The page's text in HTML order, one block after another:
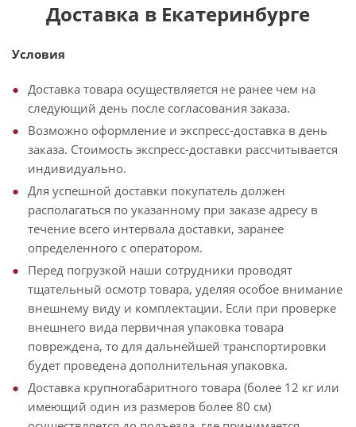
Доставка в Екатеринбурге
Условия
Доставка товара осуществляется не ранее чем на
следующий день после согласования заказа.
Возможно оформление и экспресс-доставка в день
заказа. Стоимость экспресс-доставки рассчитывается
индивидуально.
Для успешной доставки покупатель должен
располагаться по указанному при заказе адресу в
течение всего интервала доставки, заранее
определенного с оператором.
Перед погрузкой наши сотрудники проводят
тщательный осмотр товара, уделяя особое внимание
внешнему виду и комплектации. Если при проверке
внешнего вида первичная упаковка товара
повреждена, то для дальнейшей транспортировки
будет проведена дополнительная упаковка.
Доставка крупногабаритного товара (более 12 кг или
имеющий один из размеров более 80 см)